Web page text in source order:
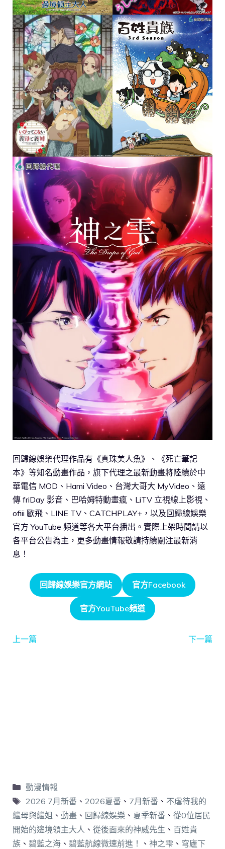
回歸線娛樂代理作品有《真珠美人魚》、《死亡筆記
本》等知名動畫作品，旗下代理之最新動畫將陸續於中
華電信 MOD、Hami Video、台灣大哥大 MyVideo、遠
傳 friDay 影音、巴哈姆特動畫瘋、LiTV 立視線上影視、
ofiii 歐飛、LINE TV、CATCHPLAY+，以及回歸線娛樂
官方 YouTube 頻道等各大平台播出。實際上架時間請以
各平台公告為主，更多動畫情報敬請持續關注最新消
息！
回歸線娛樂官方網站 官方Facebook
官方YouTube頻道
上一篇 下一篇
動漫情報
2026 7月新番 、 2026夏番 、 7月新番 、 不虐待我的
繼母與繼姐 、 動畫 、 回歸線娛樂 、 夏季新番 、 從0位居民
開始的邊境領主大人 、 從後面來的神威先生 、 百姓貴
族 、 碧藍之海 、 碧藍航線微速前進！ 、 神之雫 、 穹廬下